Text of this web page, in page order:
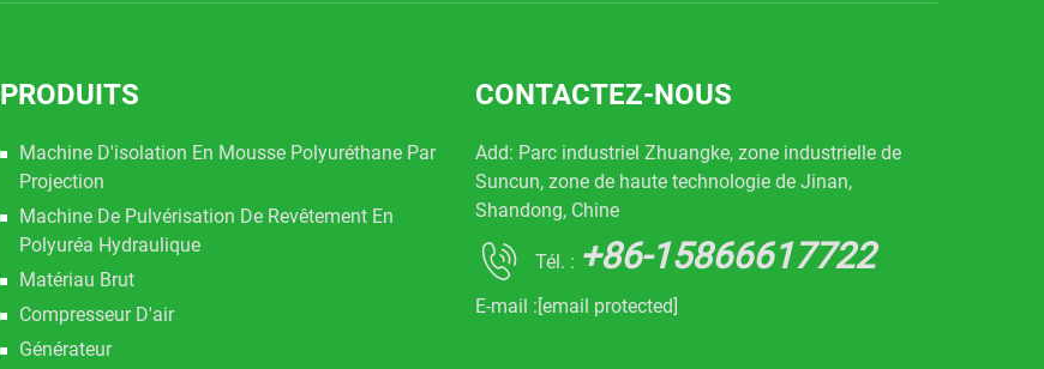
PRODUITS
Machine D'isolation En Mousse Polyuréthane Par
Projection
Machine De Pulvérisation De Revêtement En
Polyuréa Hydraulique
Matériau Brut
Compresseur D'air
Générateur
CONTACTEZ-NOUS
Add: Parc industriel Zhuangke, zone industrielle de
Suncun, zone de haute technologie de Jinan,
Shandong, Chine
Tél. : +86-15866617722
E-mail :[email protected]